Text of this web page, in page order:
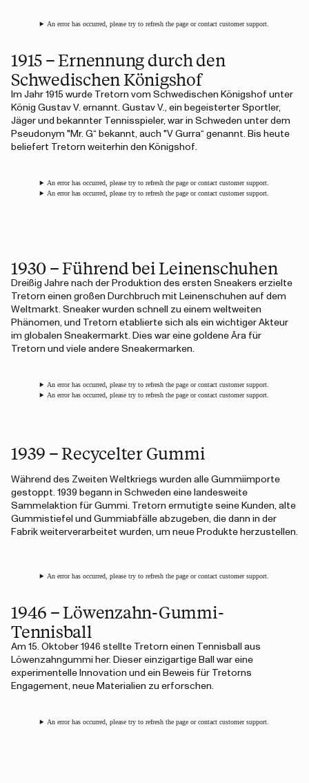
An error has occurred, please try to refresh the page or contact customer support.
1915 – Ernennung durch den
Schwedischen Königshof
Im Jahr 1915 wurde Tretorn vom Schwedischen Königshof unter
König Gustav V. ernannt. Gustav V., ein begeisterter Sportler,
Jäger und bekannter Tennisspieler, war in Schweden unter dem
Pseudonym "Mr. G“ bekannt, auch "V Gurra“ genannt. Bis heute
beliefert Tretorn weiterhin den Königshof.
An error has occurred, please try to refresh the page or contact customer support.
An error has occurred, please try to refresh the page or contact customer support.
1930 – Führend bei Leinenschuhen
Dreißig Jahre nach der Produktion des ersten Sneakers erzielte
Tretorn einen großen Durchbruch mit Leinenschuhen auf dem
Weltmarkt. Sneaker wurden schnell zu einem weltweiten
Phänomen, und Tretorn etablierte sich als ein wichtiger Akteur
im globalen Sneakermarkt. Dies war eine goldene Ära für
Tretorn und viele andere Sneakermarken.
An error has occurred, please try to refresh the page or contact customer support.
An error has occurred, please try to refresh the page or contact customer support.
1939 – Recycelter Gummi
Während des Zweiten Weltkriegs wurden alle Gummiimporte
gestoppt. 1939 begann in Schweden eine landesweite
Sammelaktion für Gummi. Tretorn ermutigte seine Kunden, alte
Gummistiefel und Gummiabfälle abzugeben, die dann in der
Fabrik weiterverarbeitet wurden, um neue Produkte herzustellen.
An error has occurred, please try to refresh the page or contact customer support.
1946 – Löwenzahn-Gummi-
Tennisball
Am 15. Oktober 1946 stellte Tretorn einen Tennisball aus
Löwenzahngummi her. Dieser einzigartige Ball war eine
experimentelle Innovation und ein Beweis für Tretorns
Engagement, neue Materialien zu erforschen.
An error has occurred, please try to refresh the page or contact customer support.